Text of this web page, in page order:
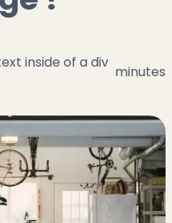
inside of a div minutes